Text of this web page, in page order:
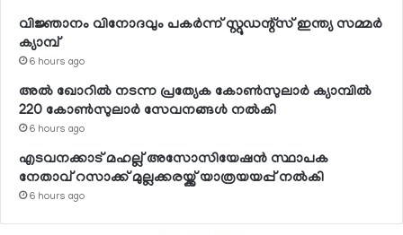
വിജ്ഞാനം വിനോദവും പകര്‍ന്ന് സ്റ്റുഡന്റ്‌സ് ഇന്ത്യ സമ്മര്‍
ക്യാമ്പ്
6 hours ago
അല്‍ ഖോറില്‍ നടന്ന പ്രത്യേക കോണ്‍സുലാര്‍ ക്യാമ്പില്‍
220 കോണ്‍സുലാര്‍ സേവനങ്ങള്‍ നല്‍കി
6 hours ago
എടവനക്കാട് മഹല്ല് അസോസിയേഷന്‍ സ്ഥാപക
നേതാവ് റസാക്ക് മുല്ലക്കരയ്ക്ക് യാത്രയയപ്പ് നല്‍കി
6 hours ago